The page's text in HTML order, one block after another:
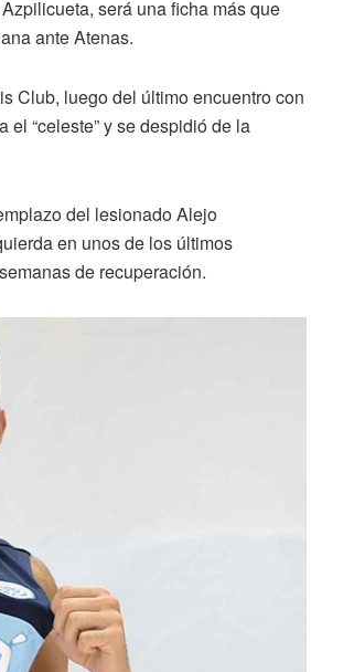
será una ficha más que
ante Atenas.
Club, luego del último encuentro con
“celeste” y se despidió de la
del lesionado Alejo
en unos de los últimos
de recuperación.